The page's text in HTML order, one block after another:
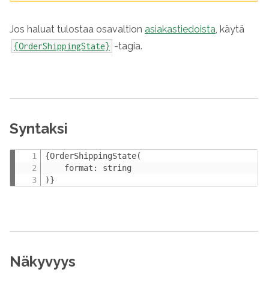
Jos haluat tulostaa osavaltion asiakastiedoista, käytä
{OrderShippingState} -tagia.
Syntaksi
{OrderShippingState(
    format: string
)}
Näkyvyys